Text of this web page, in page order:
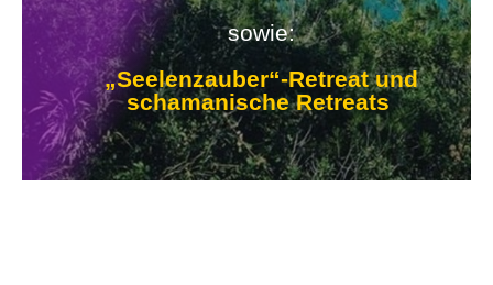
sowie:
„Seelenzauber“-Retreat und
schamanische Retreats